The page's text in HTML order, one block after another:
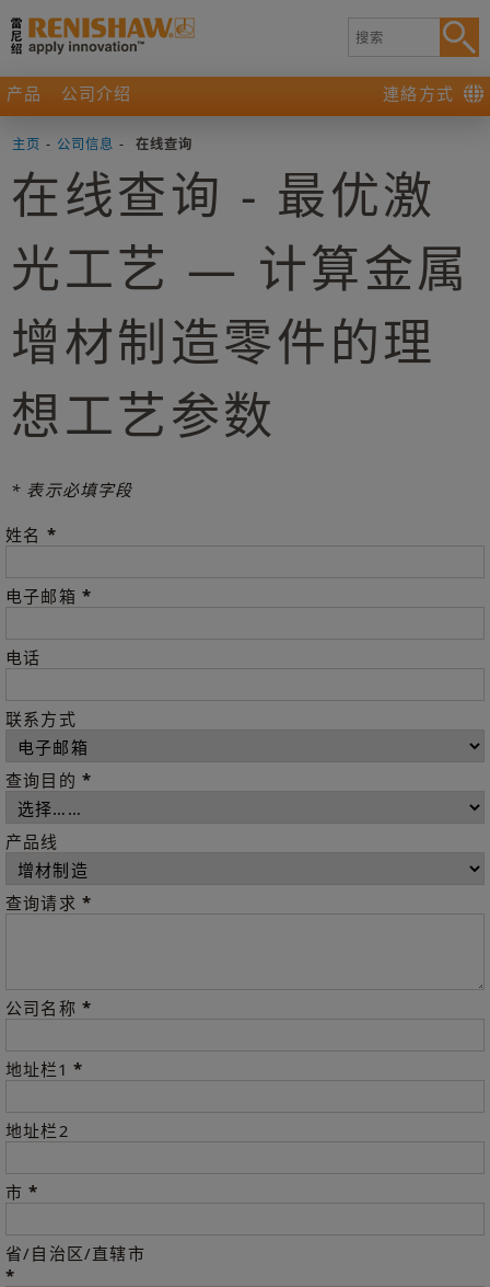
产品 公司介绍 連絡方式
主页 - 公司信息 - 在线查询
在线查询 - 最优激
光工艺 — 计算金属
增材制造零件的理
想工艺参数
* 表示必填字段
姓名 *
电子邮箱 *
电话
联系方式
查询目的 *
产品线
查询请求 *
公司名称 *
地址栏1 *
地址栏2
市*
省/自治区/直辖市
*